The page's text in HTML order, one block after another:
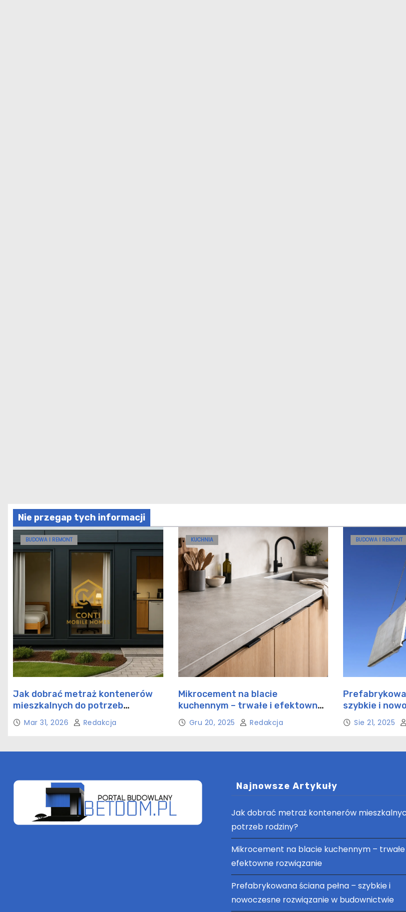
Nie przegap tych informacji
BUDOWA I REMONT
Jak dobrać metraż kontenerów
mieszkalnych do potrzeb
rodziny?
Mar 31, 2026 Redakcja
KUCHNIA
Mikrocement na blacie
kuchennym – trwałe i efektowne
rozwiązanie
Gru 20, 2025 Redakcja
BUDOWA I REMONT
szybkie i
rozwiązanie
Sie 21, 2025
Najnowsze Artykuły
Jak dobrać metraż kontenerów
potrzeb rodziny?
Mikrocement na blacie kuchennym – trwałe
efektowne rozwiązanie
Prefabrykowana ściana pełna – szybkie i
nowoczesne rozwiązanie w budownictwie